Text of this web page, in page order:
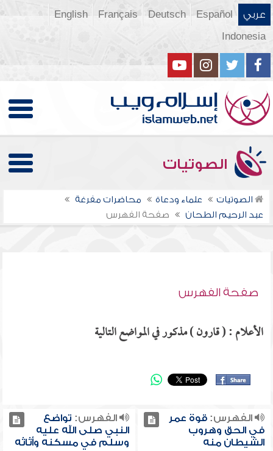
عربي Español
Deutsch
Français
English
Indonesia
الصوتيات
الصوتيات علماء ودعاة
محاضرات مفرغة
عبد الرحيم الطحان
صفحة الفهرس
صفحة الفهرس
الأعلام : ( قارون ) مذكور في المواضع التالية
الفهرس:قوة عمر
في الحق وهروب
الشيطان منه
الفهرس: تواضع
النبي صلى الله عليه
وسلم في مسكنه وأثاثه